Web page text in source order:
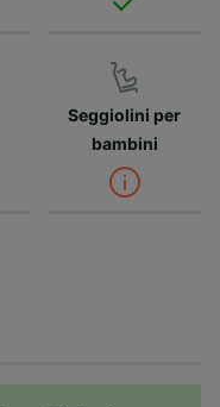
Seggiolini per
bambini